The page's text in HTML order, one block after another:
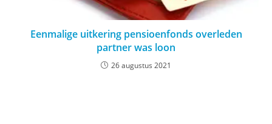
Eenmalige uitkering pensioenfonds overleden
partner was loon
26 augustus 2021